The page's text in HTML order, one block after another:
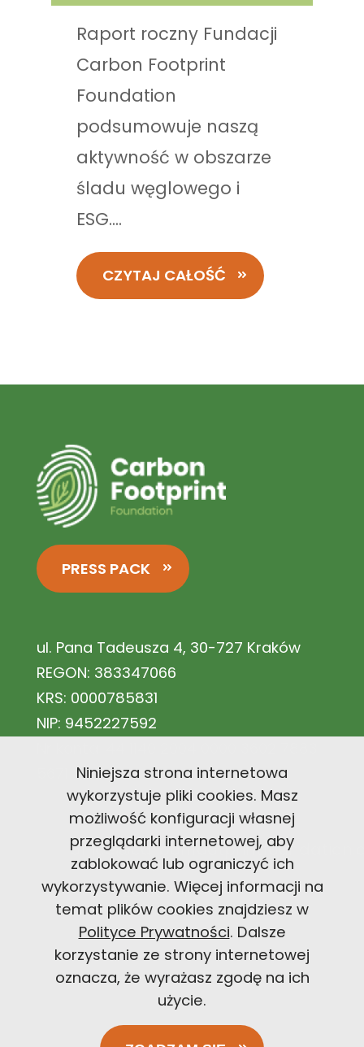
Niniejsza strona internetowa
wykorzystuje pliki cookies. Masz
możliwość konfiguracji własnej
przeglądarki internetowej, aby
zablokować lub ograniczyć ich
wykorzystywanie. Więcej informacji na
temat plików cookies znajdziesz w
Polityce Prywatności. Dalsze
korzystanie ze strony internetowej
oznacza, że wyrażasz zgodę na ich
użycie.
Raport roczny Fundacji
Carbon Footprint
Foundation
podsumowuje naszą
aktywność w obszarze
śladu węglowego i
ESG....
CZYTAJ CAŁOŚĆ
PRESS PACK
ul. Pana Tadeusza 4, 30-727 Kraków
REGON: 383347066
KRS: 0000785831
NIP: 9452227592
+48 726 300 494